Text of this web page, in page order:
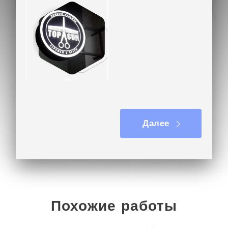
крепежа.
Световой короб изготовлен за 9 дней и
установлен за 4 часа. Работает исправно,
повреждений нет, яркость и цветность букв
сохраняются.
композита или задайте любой вопрос на почту
kp@rpkluxexpo.ru.
Далее
Похожие работы